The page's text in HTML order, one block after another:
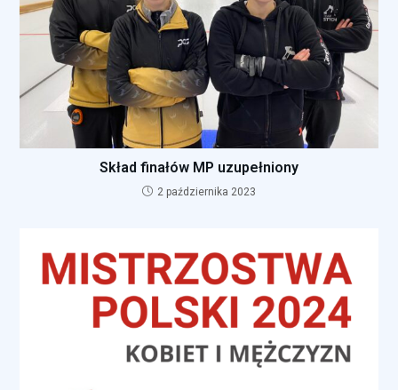
Skład finałów MP uzupełniony
2 października 2023